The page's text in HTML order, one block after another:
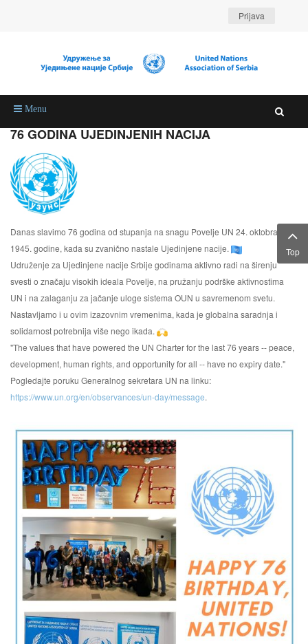
Prijava
Menu
76 GODINA UJEDINJENIH NACIJA
Danas slavimo 76 godina od stupanja na snagu Povelje UN 24. oktobra
1945. godine, kada su zvanično nastale Ujedinjene nacije.
Udruženje za Ujedinjene nacije Srbije godinama aktivno radi na širenju
svesti o značaju visokih ideala Povelje, na pružanju podrške aktivnostima
UN i na zalaganju za jačanje uloge sistema OUN u savremenom svetu.
Nastavljamo i u ovim izazovnim vremenima, kada je globalna saradnja i
solidarnost potrebnija više nego ikada.
"The values that have powered the UN Charter for the last 76 years -- peace,
development, human rights, and opportunity for all -- have no expiry date."
Pogledajte poruku Generalnog sekretara UN na linku:
https://www.un.org/en/observances/un-day/message.
Top